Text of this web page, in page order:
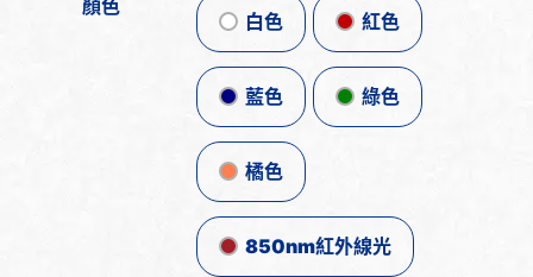
顏色
白色 紅色
藍色 綠色
橘色
850nm紅外線光